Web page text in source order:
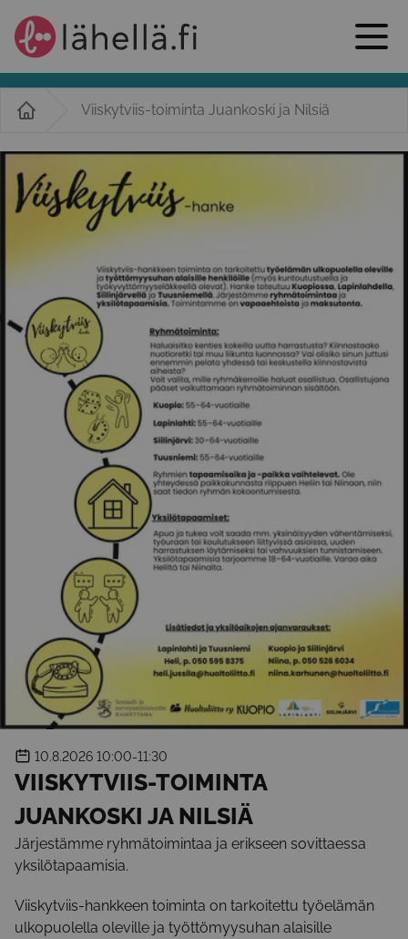
Viiskytviis-toiminta Juankoski ja Nilsiä
10.8.2026 10:00-11:30
VIISKYTVIIS-TOIMINTA
JUANKOSKI JA NILSIÄ
Järjestämme ryhmätoimintaa ja erikseen sovittaessa
yksilötapaamisia.
Viiskytviis-hankkeen toiminta on tarkoitettu työelämän
ulkopuolella oleville ja työttömyysuhan alaisille